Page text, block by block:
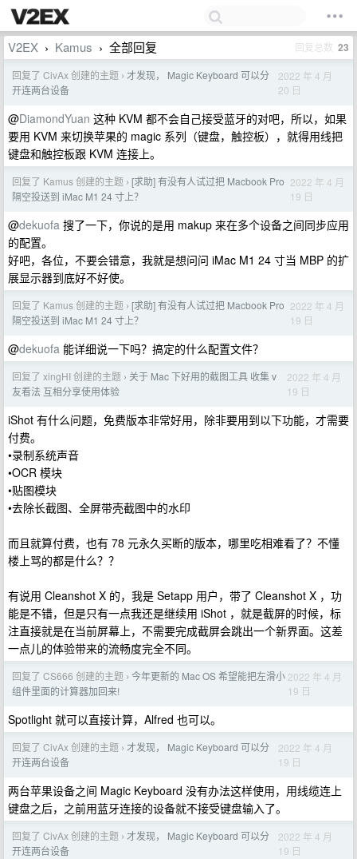
V2EX › Kamus › 全部回复 回复总数 23
回复了 CivAx 创建的主题 › 才发现， Magic Keyboard 可以分
开连两台设备
2022 年 4 月
20 日
@DiamondYuan 这种 KVM 都不会自己接受蓝牙的对吧，所以，如果
要用 KVM 来切换苹果的 magic 系列（键盘，触控板），就得用线把
键盘和触控板跟 KVM 连接上。
回复了 Kamus 创建的主题 › [求助] 有没有人试过把 Macbook Pro
隔空投送到 iMac M1 24 寸上？
2022 年 4 月
19 日
@dekuofa 搜了一下，你说的是用 makup 来在多个设备之间同步应用
的配置。
好吧，各位，不要会错意，我就是想问问 iMac M1 24 寸当 MBP 的扩
展显示器到底好不好使。
回复了 Kamus 创建的主题 › [求助] 有没有人试过把 Macbook Pro
隔空投送到 iMac M1 24 寸上？
2022 年 4 月
19 日
@dekuofa 能详细说一下吗？搞定的什么配置文件？
回复了 xingHI 创建的主题 › 关于 Mac 下好用的截图工具 收集 v
友看法 互相分享使用体验
2022 年 4 月
19 日
iShot 有什么问题，免费版本非常好用，除非要用到以下功能，才需要
付费。
•录制系统声音
•OCR 模块
•贴图模块
•去除长截图、全屏带壳截图中的水印
而且就算付费，也有 78 元永久买断的版本，哪里吃相难看了？不懂
楼上骂的都是什么？？
有说用 Cleanshot X 的，我是 Setapp 用户，带了 Cleanshot X ，功
能是不错，但是只有一点我还是继续用 iShot ，就是截屏的时候，标
注直接就是在当前屏幕上，不需要完成截屏会跳出一个新界面。这差
一点儿的体验带来的流畅度完全不同。
回复了 CS666 创建的主题 › 今年更新的 Mac OS 希望能把左滑小
组件里面的计算器加回来!
2022 年 4 月
19 日
Spotlight 就可以直接计算，Alfred 也可以。
回复了 CivAx 创建的主题 › 才发现， Magic Keyboard 可以分
开连两台设备
2022 年 4 月
19 日
两台苹果设备之间 Magic Keyboard 没有办法这样使用，用线缆连上
键盘之后，之前用蓝牙连接的设备就不接受键盘输入了。
回复了 CivAx 创建的主题 › 才发现， Magic Keyboard 可以分
开连两台设备
2022 年 4 月
19 日